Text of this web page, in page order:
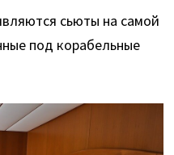
сьюты на самой
под корабельные